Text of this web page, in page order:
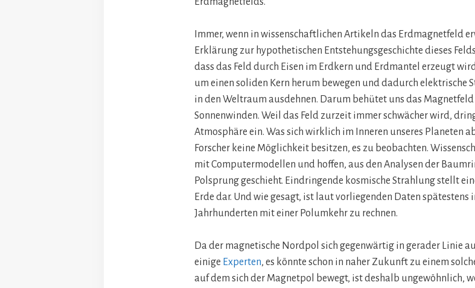
Immer, wenn in wissenschaftlichen Artikeln das Erdmagnetfeld
Erklärung zur hypothetischen Entstehungsgeschichte dieses
dass das Feld durch Eisen im Erdkern und Erdmantel erzeugt
um einen soliden Kern herum bewegen und dadurch elektrische
in den Weltraum ausdehnen. Darum behütet uns das
Sonnenwinden. Weil das Feld zurzeit immer schwächer wird,
Atmosphäre ein. Was sich wirklich im Inneren unseres Planeten
Forscher keine Möglichkeit besitzen, es zu beobachten.
mit Computermodellen und hoffen, aus den Analysen der
Polsprung geschieht. Eindringende kosmische Strahlung stellt
Erde dar. Und wie gesagt, ist laut vorliegenden Daten spätestens
Jahrhunderten mit einer Polumkehr zu rechnen.
Da der magnetische Nordpol sich gegenwärtig in gerader Linie
einige Experten, es könnte schon in naher Zukunft zu einem
auf dem sich der Magnetpol bewegt, ist deshalb ungewöhnlich,